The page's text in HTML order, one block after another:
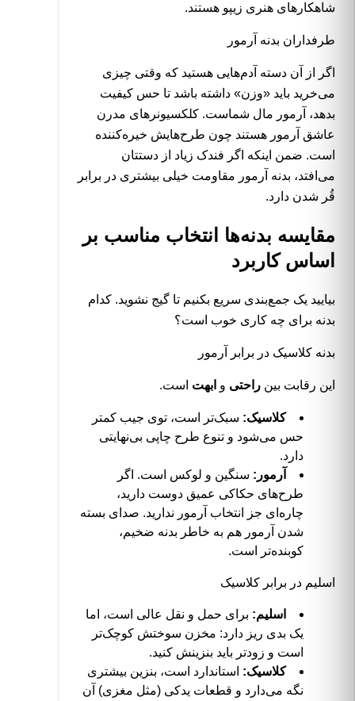
شاهکارهای هنری زیپو هستند.
طرفداران بدنه آرمور
اگر از آن دسته آدم‌هایی هستید که وقتی چیزی
می‌خرید باید «وزن» داشته باشد تا حس کیفیت
بدهد، آرمور مال شماست. کلکسیونرهای مدرن
عاشق آرمور هستند چون طرح‌هایش خیره‌کننده
است. ضمن اینکه اگر فندک زیاد از دستتان
می‌افتد، بدنه آرمور مقاومت خیلی بیشتری در برابر
قُر شدن دارد.
مقایسه بدنه‌ها انتخاب مناسب بر
اساس کاربرد
بیایید یک جمع‌بندی سریع بکنیم تا گیج نشوید. کدام
بدنه برای چه کاری خوب است؟
بدنه کلاسیک در برابر آرمور
این رقابت بین راحتی و ابهت است.
کلاسیک: سبک‌تر است، توی جیب کمتر
حس می‌شود و تنوع طرح چاپی بی‌نهایتی
دارد.
آرمور: سنگین و لوکس است. اگر
طرح‌های حکاکی عمیق دوست دارید،
چاره‌ای جز انتخاب آرمور ندارید. صدای بسته
شدن آرمور هم به خاطر بدنه ضخیم،
کوبنده‌تر است.
اسلیم در برابر کلاسیک
اسلیم: برای حمل و نقل عالی است، اما
یک بدی ریز دارد: مخزن سوختش کوچک‌تر
است و زودتر باید بنزینش کنید.
کلاسیک: استاندارد است، بنزین بیشتری
نگه می‌دارد و قطعات یدکی (مثل مغزی) آن